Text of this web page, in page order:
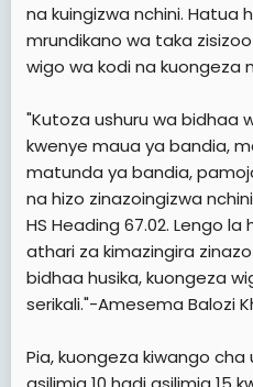
na kuingizwa nchini. Hatua
mrundikano wa taka
wigo wa kodi na kuongeza
"Kutoza ushuru wa bidhaa
kwenye maua ya bandia,
matunda ya bandia,
na hizo zinazoingizwa
HS Heading 67.02. Lengo
athari za kimazingira
bidhaa husika, kuongeza
serikali."-Amesema Balozi
Pia, kuongeza kiwango